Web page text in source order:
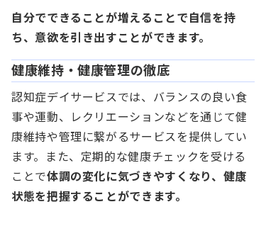
自分でできることが増えることで自信を持
ち、意欲を引き出すことができます。
健康維持・健康管理の徹底
認知症デイサービスでは、バランスの良い食
事や運動、レクリエーションなどを通じて健
康維持や管理に繋がるサービスを提供してい
ます。また、定期的な健康チェックを受ける
ことで体調の変化に気づきやすくなり、健康
状態を把握することができます。